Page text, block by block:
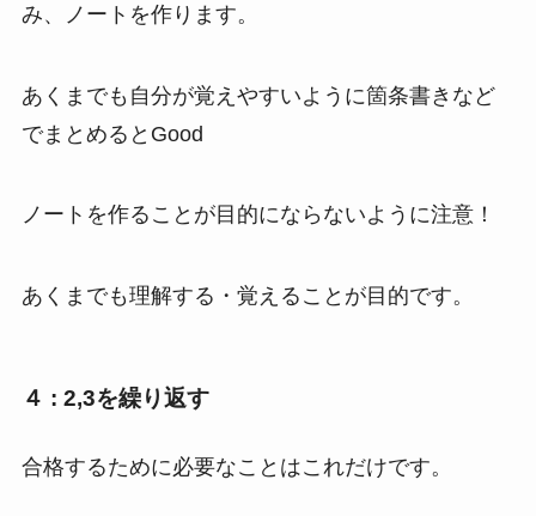
み、ノートを作ります。
あくまでも自分が覚えやすいように箇条書きなど
でまとめるとGood
ノートを作ることが目的にならないように注意！
あくまでも理解する・覚えることが目的です。
４ : 2,3を繰り返す
合格するために必要なことはこれだけです。